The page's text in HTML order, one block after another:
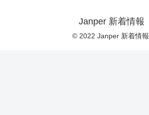
Janper 新着情報
© 2022 Janper 新着情報.